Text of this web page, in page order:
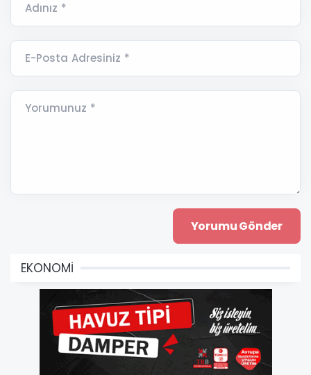
Adınız *
E-Posta Adresiniz *
Yorumunuz *
EKONOMİ